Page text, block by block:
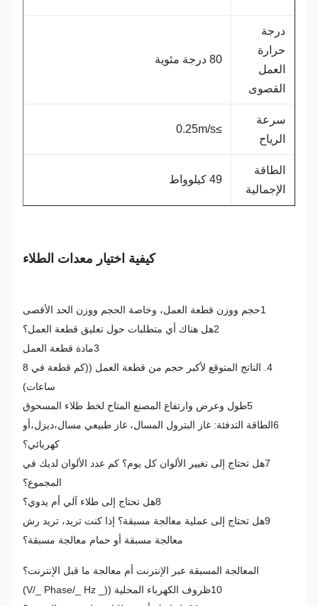
درجة
حرارة
العمل
القصوى
سرعة
الطاقة
الإجمالية
كيفية اختيار معدات الطلاء
4. الناتج المتوقع لأكبر حجم من قطعة العمل ((كم قطعة في 8
ساعات)
6الطاقة التدفئة: غاز البترول المسال، غاز طبيعي مسال،ديزل،أو
كهربائي؟
7هل تحتاج إلى تغيير الألوان كل يوم؟ كم عدد الألوان لديك في
المجموع؟
9هل تحتاج إلى عملية معالجة مسبقة؟ إذا كنت تريد، تريد رش
معالجة مسبقة أو حمام معالجة مسبقة؟
المعالجة المسبقة عبر الإنترنت أم معالجة ما قبل الإنترنت؟